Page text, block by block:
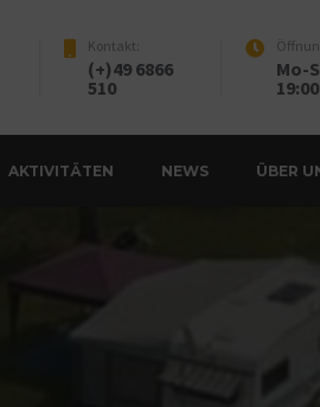
Kontakt:
(+)49 6866
510
Mo-
AKTIVITÄTEN NEWS ÜBER